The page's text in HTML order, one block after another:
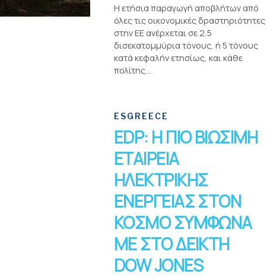
Η ετήσια παραγωγή αποβλήτων από
όλες τις οικονομικές δραστηριότητες
στην ΕΕ ανέρχεται σε 2,5
δισεκατομμύρια τόνους, ή 5 τόνους
κατά κεφαλήν ετησίως, και κάθε
πολίτης...
ESGREECE
EDP: Η ΠΙΟ ΒΙΩΣΙΜΗ
ΕΤΑΙΡΕΙΑ
ΗΛΕΚΤΡΙΚΗΣ
ΕΝΕΡΓΕΙΑΣ ΣΤΟΝ
ΚΟΣΜΟ ΣΥΜΦΩΝΑ
ΜΕ ΣΤΟ ΔΕΙΚΤΗ
DOW JONES